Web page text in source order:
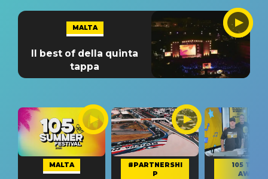
MALTA
Il best of della quinta
tappa
MALTA
#PARTNERSHI
P
105 TAKE
AWAY